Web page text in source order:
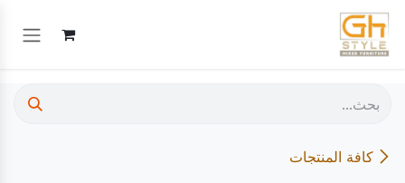
تخطي للذهاب إلى المحتوى
كافة المنتجات